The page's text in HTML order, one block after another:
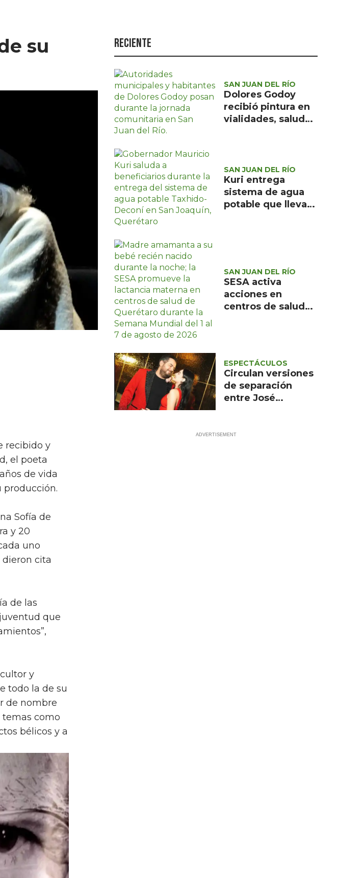
Política
Asuntos Sociales
Estilo de vida
su
recibido y
el poeta
de vida
producción.
Sofía de
y 20
uno
dieron cita
de las
que
y
todo la de su
de nombre
como
bélicos y a
Reciente
SAN JUAN DEL RÍO
Dolores Godoy
recibió pintura en
vialidades, salud
municipal
SAN JUAN DEL RÍO
Kuri entrega
sistema de agua
potable que lleva
SAN JUAN DEL RÍO
SESA activa
acciones en
centros de salud
ESPECTÁCULOS
Circulan versiones
de separación
entre José
ninguno lo